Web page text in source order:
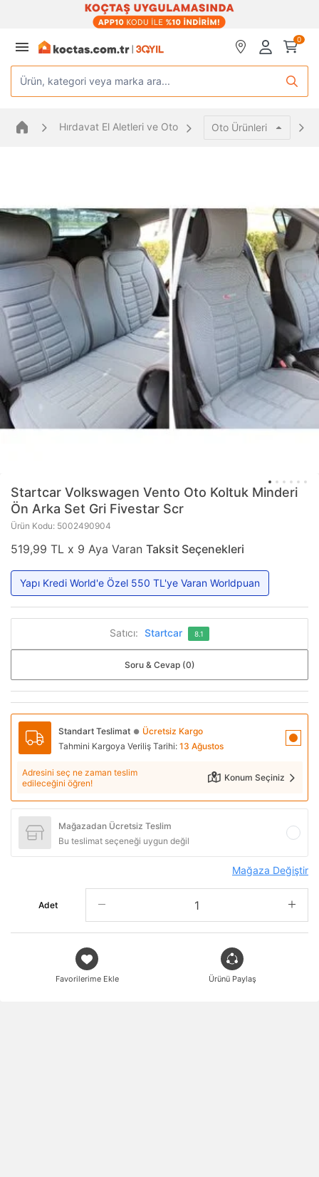
0
Ürün, kategori veya marka ara...
Hırdavat El Aletleri ve Oto Oto Ürünleri
Startcar Volkswagen Vento Oto Koltuk Minderi
Ön Arka Set Gri Fivestar Scr
Ürün Kodu: 5002490904
519,99 TL x 9 Aya Varan Taksit Seçenekleri
Yapı Kredi World'e Özel 550 TL'ye Varan Worldpuan
Satıcı: Startcar 8.1
Soru & Cevap (0)
Standart Teslimat ● Ücretsiz Kargo
Tahmini Kargoya Veriliş Tarihi: 13 Ağustos
Adresini seç ne zaman teslim
edileceğini öğren!
Konum Seçiniz
Mağazadan Ücretsiz Teslim
Bu teslimat seçeneği uygun değil
Mağaza Değiştir
Adet
Favorilerime Ekle Ürünü Paylaş